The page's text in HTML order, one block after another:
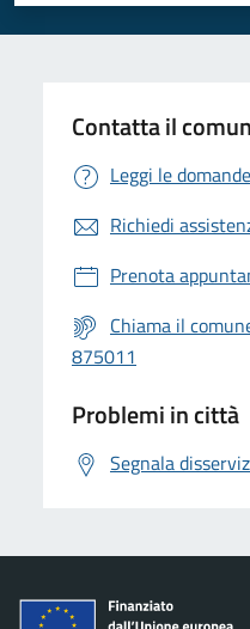
Contatta il
Leggi le
Richiedi
Prenota
Chiama il
875011
Problemi in città
Segnala